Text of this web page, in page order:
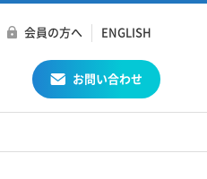
お問い合わせ
会員の方へ ENGLISH